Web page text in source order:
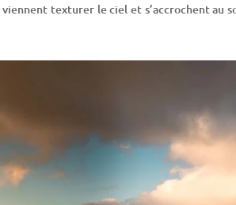
viennent texturer le ciel et s’accrochent